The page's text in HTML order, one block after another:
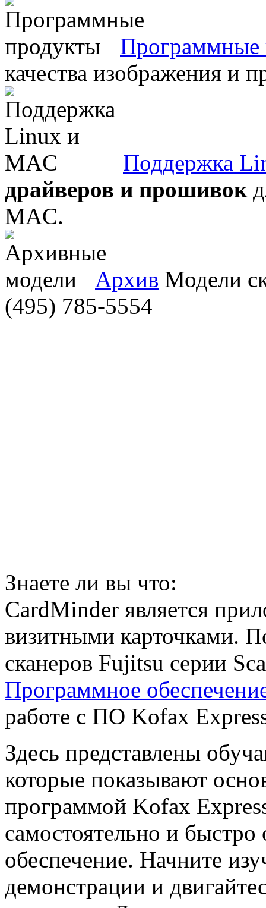
Программные
качества изображения и
Поддержка
драйверов и прошивок
MAC.
Архив Модели
(495) 785-5554
Знаете ли вы что:
CardMinder является
визитными карточками.
сканеров Fujitsu серии
Программное
работе с ПО Kofax
Здесь представлены
которые показывают
программой Kofax
самостоятельно и
обеспечение. Начните
демонстрации и